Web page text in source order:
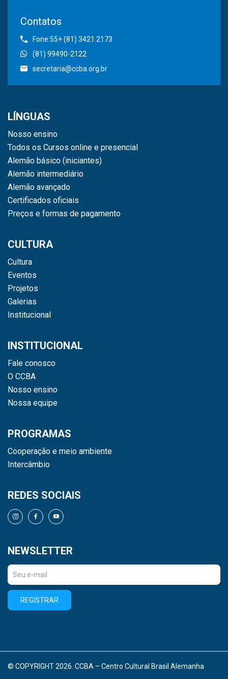
Contatos
Fone:55+ (81) 3421.2173
(81) 99490-2122
secretaria@ccba.org.br
LÍNGUAS
Nosso ensino
Todos os Cursos online e presencial
Alemão básico (iniciantes)
Alemão intermediário
Alemão avançado
Certificados oficiais
Preços e formas de pagamento
CULTURA
Cultura
Eventos
Projetos
Galerias
Institucional
INSTITUCIONAL
Fale conosco
O CCBA
Nosso ensino
Nossa equipe
PROGRAMAS
Cooperação e meio ambiente
Intercâmbio
REDES SOCIAIS
NEWSLETTER
REGISTRAR
© COPYRIGHT 2026. CCBA – Centro Cultural Brasil Alemanha